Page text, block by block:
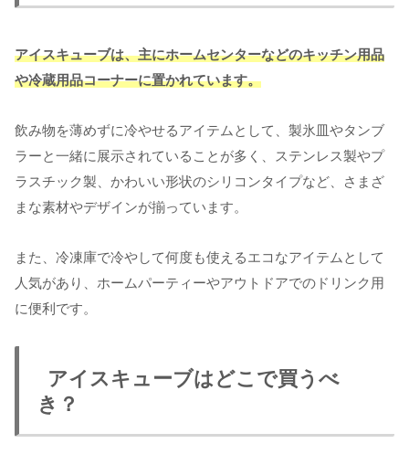
アイスキューブは、主にホームセンターなどのキッチン用品
や冷蔵用品コーナーに置かれています。
飲み物を薄めずに冷やせるアイテムとして、製氷皿やタンブ
ラーと一緒に展示されていることが多く、ステンレス製やプ
ラスチック製、かわいい形状のシリコンタイプなど、さまざ
まな素材やデザインが揃っています。
また、冷凍庫で冷やして何度も使えるエコなアイテムとして
人気があり、ホームパーティーやアウトドアでのドリンク用
に便利です。
アイスキューブはどこで買うべ
き？